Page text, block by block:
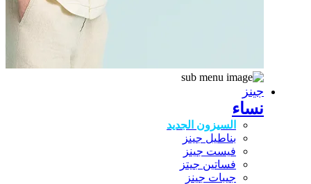
جينز
نساء
السيزون الجديد
بناطيل جينز
فيست جينز
فساتين جيتز
جيبات جينز